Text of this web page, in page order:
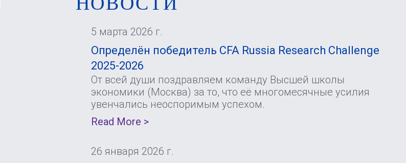
5 марта 2026 г.
Определён победитель CFA Russia Research Challenge
2025-2026
От всей души поздравляем команду Высшей школы
экономики (Москва) за то, что её многомесячные усилия
увенчались неоспоримым успехом.
Read More >
26 января 2026 г.